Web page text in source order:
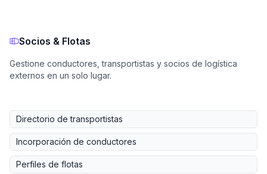
Socios & Flotas
Gestione conductores, transportistas y socios de logística
externos en un solo lugar.
Directorio de transportistas
Incorporación de conductores
Perfiles de flotas